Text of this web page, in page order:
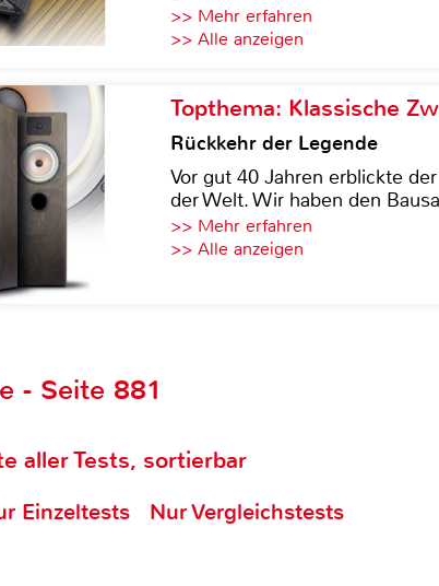
>> Mehr erfahren
>> Alle anzeigen
Topthema: Klassische
Rückkehr der Legende
Vor gut 40 Jahren erblickte
der Welt. Wir haben den
>> Mehr erfahren
>> Alle anzeigen
- Seite 881
aller Tests, sortierbar
Einzeltests Nur Vergleichstests